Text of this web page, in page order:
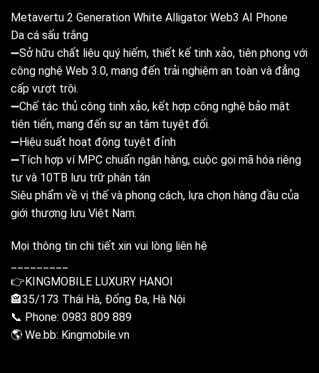
Metavertu 2 Generation White Alligator Web3 AI Phone
Da cá sấu trắng
➖Sở hữu chất liệu quý hiếm, thiết kế tinh xảo, tiên phong với
công nghệ Web 3.0, mang đến trải nghiệm an toàn và đẳng
cấp vượt trội.
➖Chế tác thủ công tinh xảo, kết hợp công nghệ bảo mật
tiên tiến, mang đến sự an tâm tuyệt đối.
➖Hiệu suất hoạt động tuyệt đỉnh
➖Tích hợp ví MPC chuẩn ngân hàng, cuộc gọi mã hóa riêng
tư và 10TB lưu trữ phân tán
Siêu phẩm về vị thế và phong cách, lựa chọn hàng đầu của
giới thượng lưu Việt Nam.
Mọi thông tin chi tiết xin vui lòng liên hệ
👉KINGMOBILE LUXURY HANOI
🏤35/173 Thái Hà, Đống Đa, Hà Nội
📞 Phone: 0983 809 889
🌎 We.bb: Kingmobile.vn